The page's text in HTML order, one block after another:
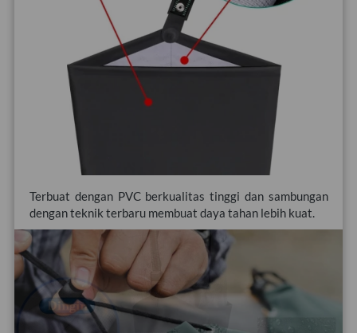
Terbuat dengan PVC berkualitas tinggi dan sambungan
dengan teknik terbaru membuat daya tahan lebih kuat.